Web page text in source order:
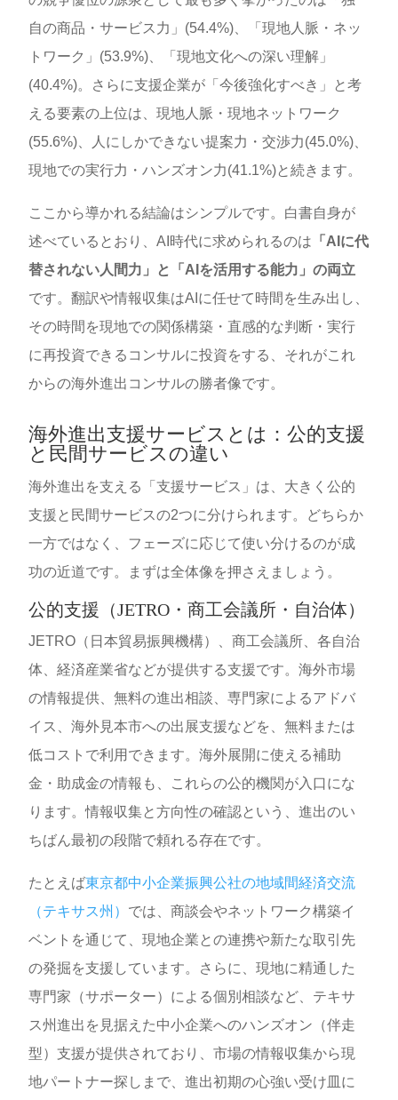
自の商品・サービス力」(54.4%)、「現地人脈・ネッ
トワーク」(53.9%)、「現地文化への深い理解」
(40.4%)。さらに支援企業が「今後強化すべき」と考
える要素の上位は、現地人脈・現地ネットワーク
(55.6%)、人にしかできない提案力・交渉力(45.0%)、
現地での実行力・ハンズオン力(41.1%)と続きます。
ここから導かれる結論はシンプルです。白書自身が
述べているとおり、AI時代に求められるのは 「AIに代
替されない人間力」と「AIを活用する能力」の両立
です。翻訳や情報収集はAIに任せて時間を生み出し、
その時間を現地での関係構築・直感的な判断・実行
に再投資できるコンサルに投資をする、それがこれ
からの海外進出コンサルの勝者像です。
海外進出支援サービスとは：公的支援
と民間サービスの違い
海外進出を支える「支援サービス」は、大きく公的
支援と民間サービスの2つに分けられます。どちらか
一方ではなく、フェーズに応じて使い分けるのが成
功の近道です。まずは全体像を押さえましょう。
公的支援（JETRO・商工会議所・自治体）
JETRO（日本貿易振興機構）、商工会議所、各自治
体、経済産業省などが提供する支援です。海外市場
の情報提供、無料の進出相談、専門家によるアドバ
イス、海外見本市への出展支援などを、無料または
低コストで利用できます。海外展開に使える補助
金・助成金の情報も、これらの公的機関が入口にな
ります。情報収集と方向性の確認という、進出のい
ちばん最初の段階で頼れる存在です。
たとえば東京都中小企業振興公社の地域間経済交流
（テキサス州） では、商談会やネットワーク構築イ
ベントを通じて、現地企業との連携や新たな取引先
の発掘を支援しています。さらに、現地に精通した
専門家（サポーター）による個別相談など、テキサ
ス州進出を見据えた中小企業へのハンズオン（伴走
型）支援が提供されており、市場の情報収集から現
地パートナー探しまで、進出初期の心強い受け皿に